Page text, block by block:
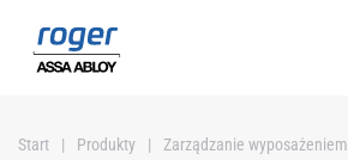
Przejdź do głównej treści
Start Produkty Zarządzanie wyposażeniem